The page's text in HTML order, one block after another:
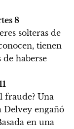
8
solteras de
tienen
haberse
fraude? Una
Delvey engañó
en una